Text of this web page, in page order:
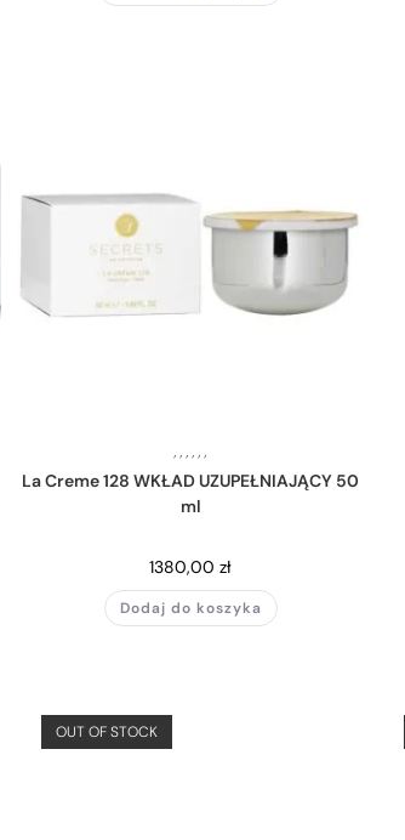
, , , , , ,
La Creme 128 WKŁAD UZUPEŁNIAJĄCY 50
ml
1380,00zł
Dodaj do koszyka
OUT OF STOCK